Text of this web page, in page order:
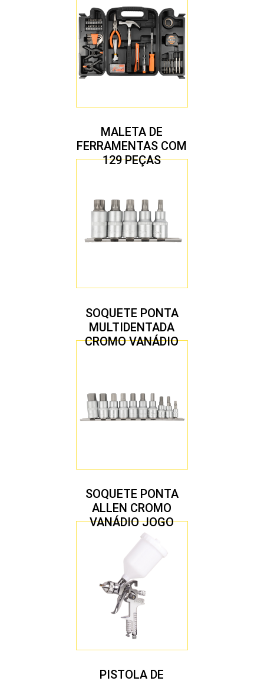
MALETA DE
FERRAMENTAS COM
129 PEÇAS
SOQUETE PONTA
MULTIDENTADA
CROMO VANÁDIO
SOQUETE PONTA
ALLEN CROMO
VANÁDIO JOGO
COM 10 PEÇAS
PISTOLA DE